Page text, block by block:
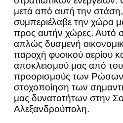
μετά από αυτή την
συμπεριέλαβε την χώρα
προς αυτήν χώρες. Αυτό
απλώς δυσμενή
παροχή φυσικού αερίου
αποκλεισμού μας από
προορισμούς των
στοχοποίηση των
μας δυνατοτήτων στην
Αλεξανδρούπολη.